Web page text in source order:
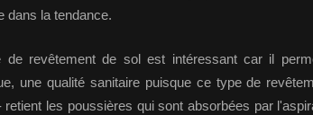
dans la tendance.
de revêtement de sol est intéressant car il
une qualité sanitaire puisque ce type de
retient les poussières qui sont absorbées par